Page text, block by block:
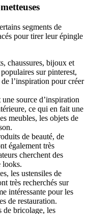
segments de
pour tirer leur épingle
chaussures, bijoux et
sur pinterest,
l’inspiration pour créer
une source d’inspiration
ce qui en fait une
meubles, les objets de
de beauté, de
également très
cherchent des
looks.
les ustensiles de
très recherchés sur
intéressante pour les
de restauration.
de bricolage, les